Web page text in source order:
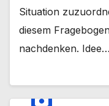
Situation
diesem
nachdenken. Idee…